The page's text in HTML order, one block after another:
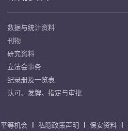
数据与统计资料
刊物
研究资料
立法会事务
纪录册及一览表
认可、发牌、指定与审批
平等机会 私隐政策声明 保安资料